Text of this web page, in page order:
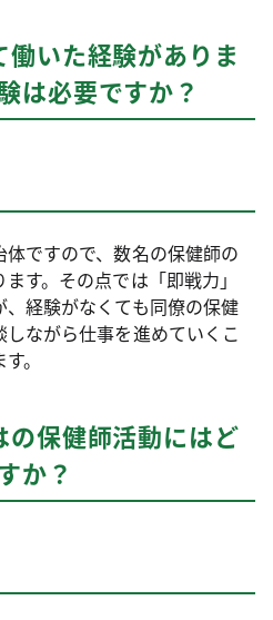
いた経験がありま
は必要ですか？
ですので、数名の保健師の
す。その点では「即戦力」
経験がなくても同僚の保健
ながら仕事を進めていくこ
。
保健師活動にはど
か？